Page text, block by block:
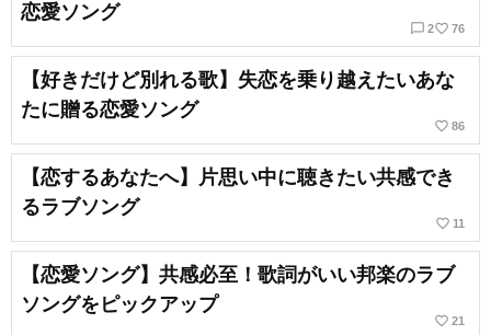
恋愛ソング
chat_bubble_outline 2favorite_border 76
【好きだけど別れる歌】失恋を乗り越えたいあな
たに贈る恋愛ソング
favorite_border 86
【恋するあなたへ】片思い中に聴きたい共感でき
るラブソング
favorite_border 11
【恋愛ソング】共感必至！歌詞がいい邦楽のラブ
ソングをピックアップ
favorite_border 21